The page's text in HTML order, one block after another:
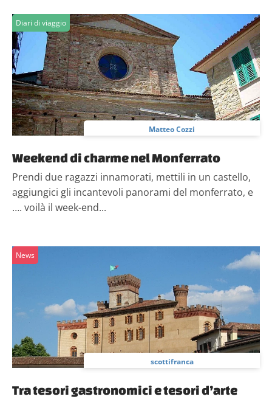
Diari di viaggio
Matteo Cozzi
Weekend di charme nel Monferrato
Prendi due ragazzi innamorati, mettili in un castello,
aggiungici gli incantevoli panorami del monferrato, e
…. voilà il week-end...
News
scottifranca
Tra tesori gastronomici e tesori d’arte